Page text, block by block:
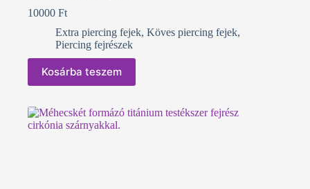
10000 Ft
Extra piercing fejek, Köves piercing fejek,
Piercing fejrészek
Kosárba teszem